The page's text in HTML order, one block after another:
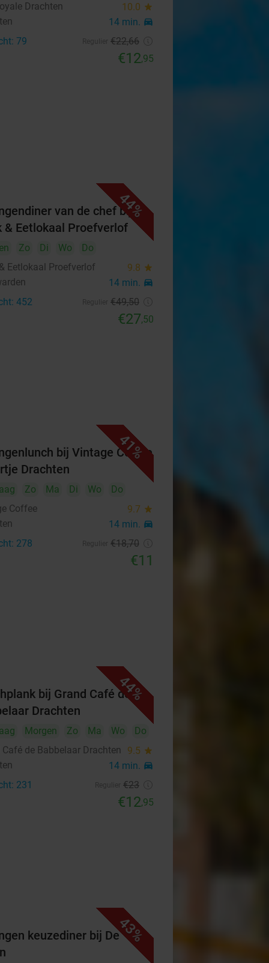
Drachten 10.0 star
14 min. directions_car
79 €22,66
€12,95
44%
van de chef bij
& Eetlokaal Proefverlof
Zo Di Wo
Do
& Eetlokaal Proefverlof
9.8 star
14 min. directions_car
452 €49,50
€27,50
41%
bij Vintage Coffee
Drachten
Zo Ma Di Wo
Do
Coffee
9.7 star
14 min. directions_car
278 €18,70
€11
44%
bij Grand Café de
Drachten
Morgen Zo Ma Wo
Do
Café de Babbelaar Drachten
9.5 star
14 min. directions_car
231 €23
€12,95
43%
keuzediner bij De